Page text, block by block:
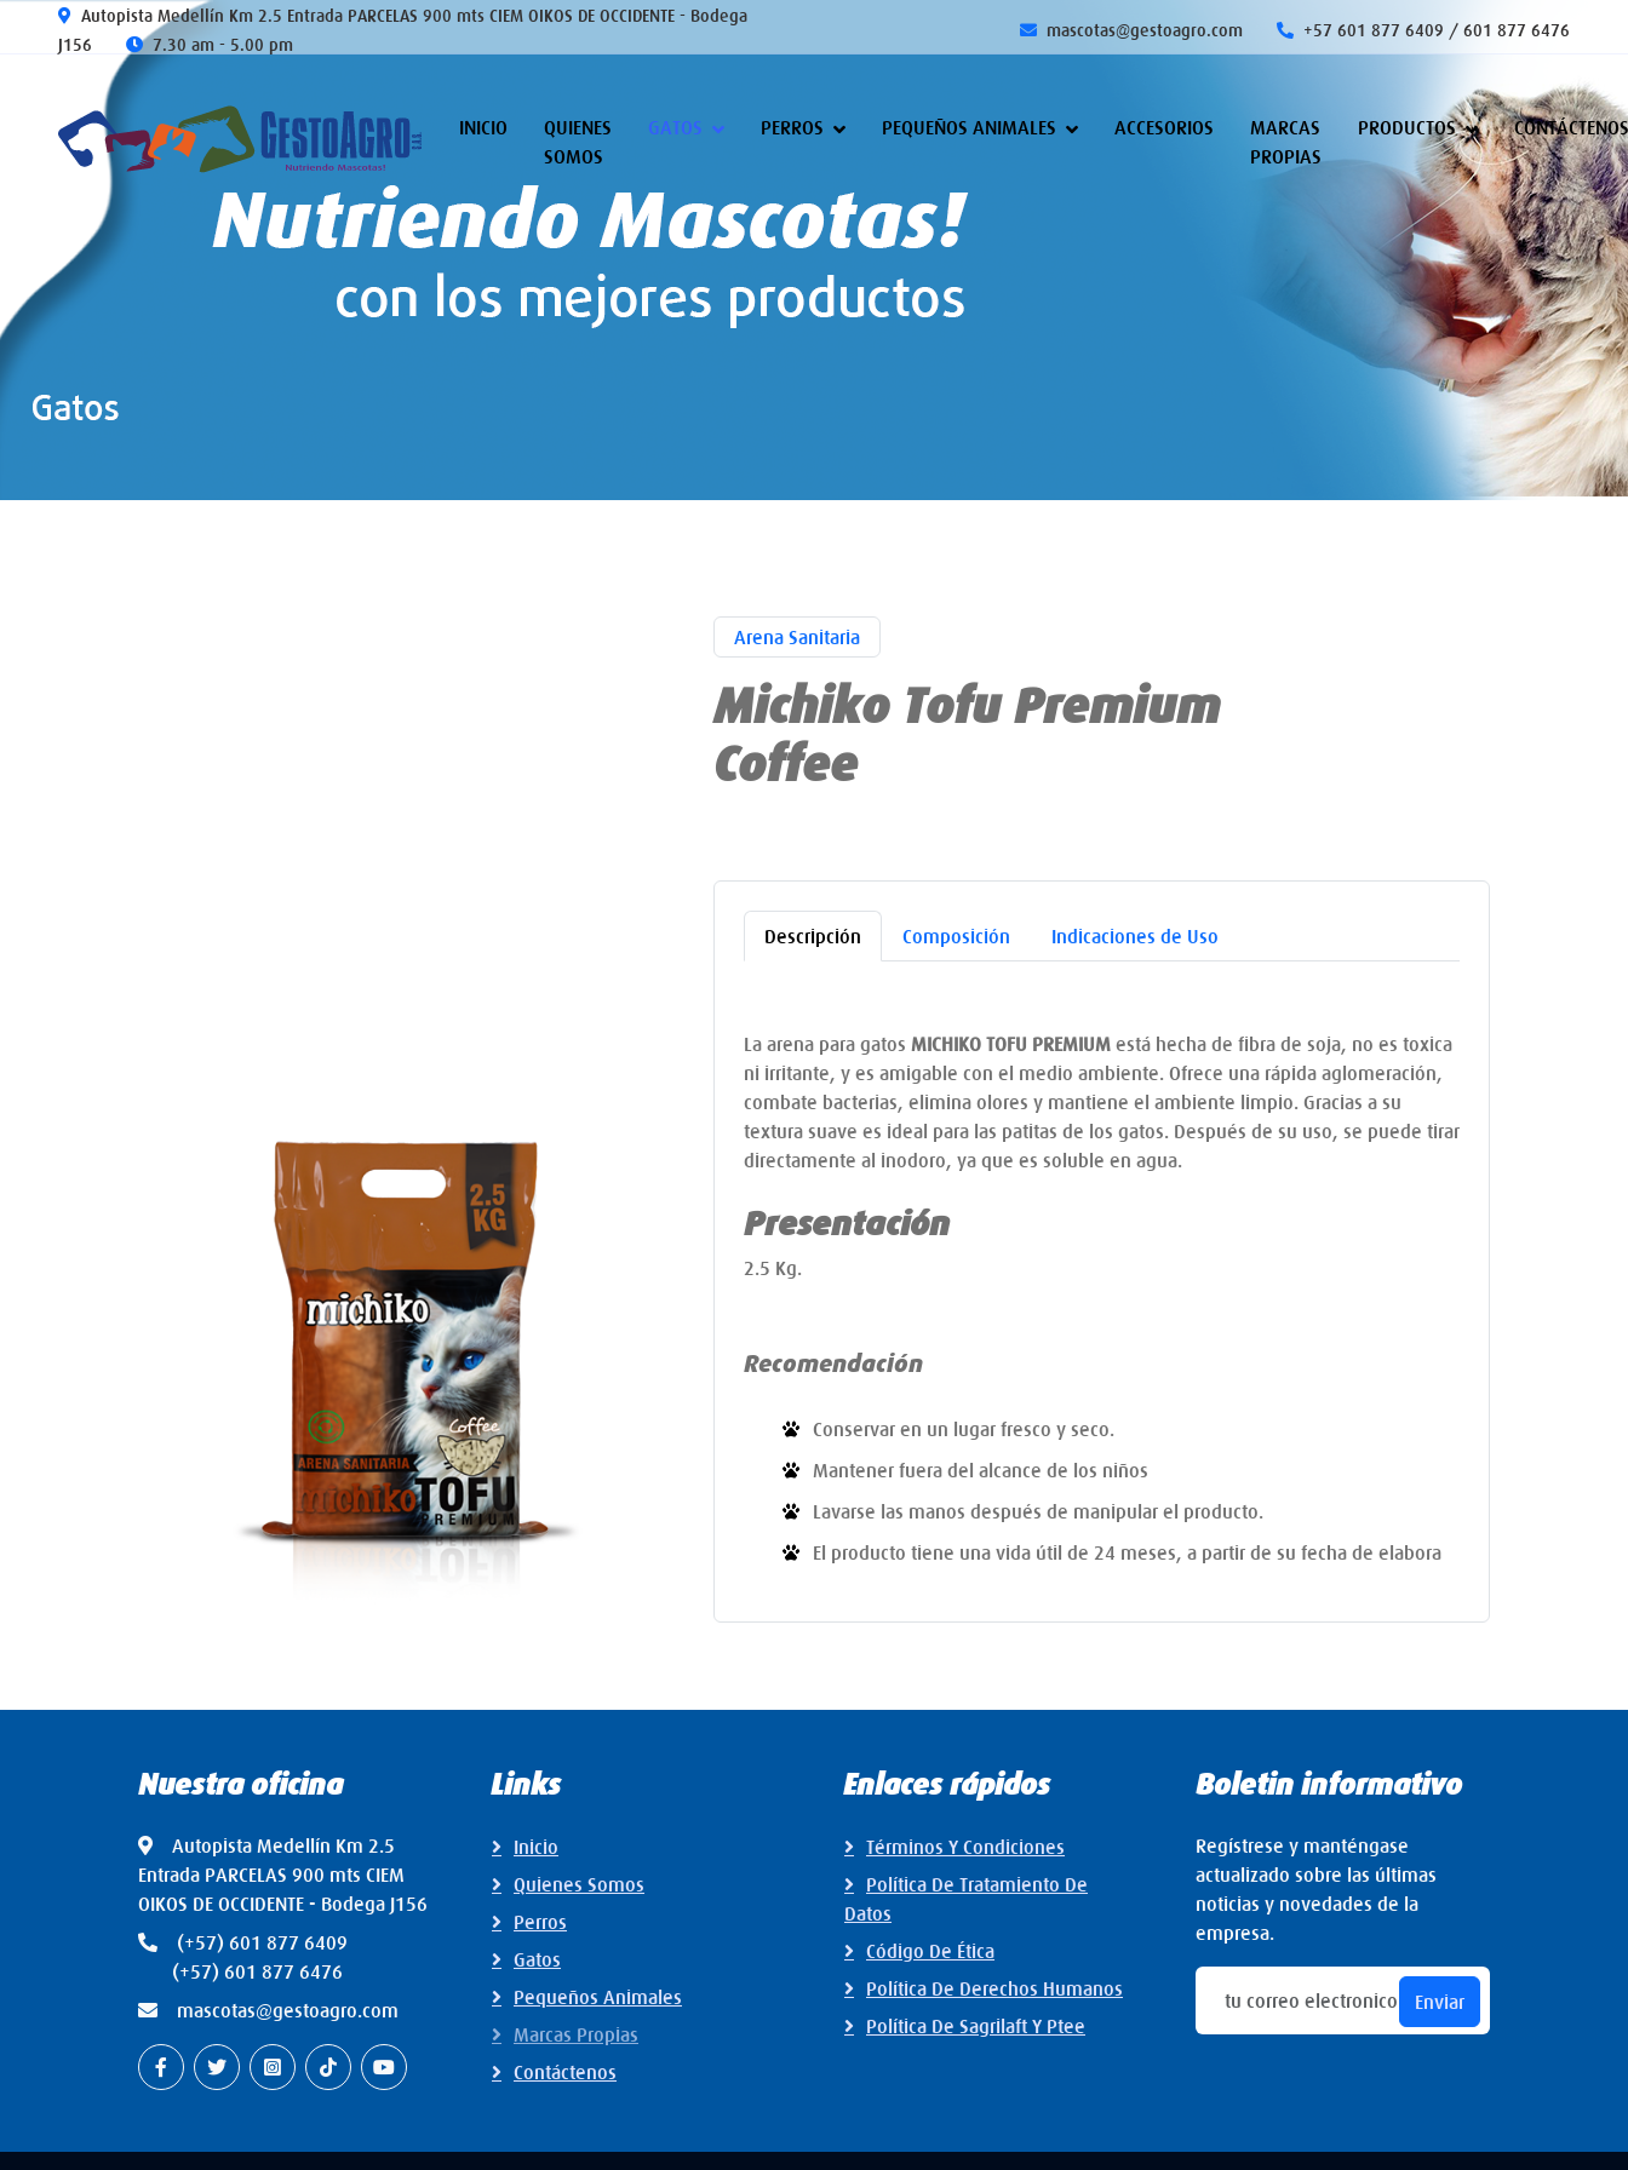
Autopista Medellín Km 2.5 Entrada PARCELAS 900 mts CIEM OIKOS DE OCCIDENTE - Bodega
J156
7.30 am - 5.00 pm
mascotas@gestoagro.com +57 601 877 6409 / 601 877 6476
INICIO
QUIENES
SOMOS
GATOS PERROS PEQUEÑOS ANIMALES ACCESORIOS
MARCAS
PROPIAS
PRODUCTOS CONTÁCTENOS
Arena Sanitaria
Michiko Tofu Premium
Coffee
Descripción Composición Indicaciones de Uso
La arena para gatos MICHIKO TOFU PREMIUM está hecha de fibra de soja, no es toxica
ni irritante, y es amigable con el medio ambiente. Ofrece una rápida aglomeración,
combate bacterias, elimina olores y mantiene el ambiente limpio. Gracias a su
textura suave es ideal para las patitas de los gatos. Después de su uso, se puede tirar
directamente al inodoro, ya que es soluble en agua.
Presentación
2.5 Kg.
Recomendación
Conservar en un lugar fresco y seco.
Mantener fuera del alcance de los niños
Lavarse las manos después de manipular el producto.
El producto tiene una vida útil de 24 meses, a partir de su fecha de elabora
Nuestra oficina
Autopista Medellín Km 2.5
Entrada PARCELAS 900 mts CIEM
OIKOS DE OCCIDENTE - Bodega J156
(+57) 601 877 6409
(+57) 601 877 6476
mascotas@gestoagro.com
Links
Inicio
Quienes Somos
Perros
Gatos
Pequeños Animales
Marcas Propias
Contáctenos
Enlaces rápidos
Términos Y Condiciones
Política De Tratamiento De
Datos
Código De Ética
Política De Derechos Humanos
Política De Sagrilaft Y Ptee
Boletin informativo
Regístrese y manténgase
actualizado sobre las últimas
noticias y novedades de la
empresa.
Enviar